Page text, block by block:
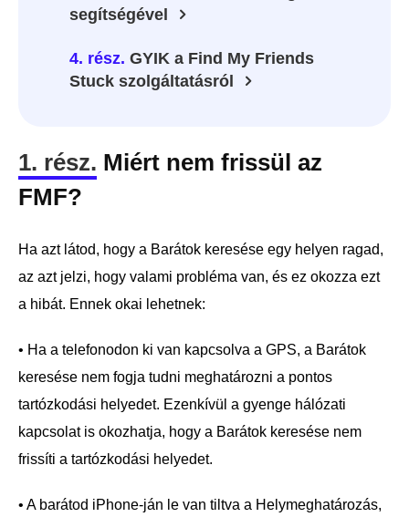
segítségével
4. rész. GYIK a Find My Friends
Stuck szolgáltatásról
1. rész. Miért nem frissül az
FMF?
Ha azt látod, hogy a Barátok keresése egy helyen ragad,
az azt jelzi, hogy valami probléma van, és ez okozza ezt
a hibát. Ennek okai lehetnek:
• Ha a telefonodon ki van kapcsolva a GPS, a Barátok
keresése nem fogja tudni meghatározni a pontos
tartózkodási helyedet. Ezenkívül a gyenge hálózati
kapcsolat is okozhatja, hogy a Barátok keresése nem
frissíti a tartózkodási helyedet.
• A barátod iPhone-ján le van tiltva a Helymeghatározás,